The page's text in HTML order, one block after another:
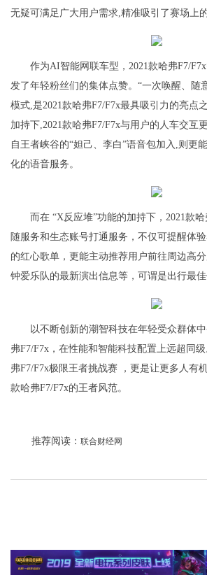
无疑可满足广大用户需求,精准吸引了赛场上
作为AI智能网联车型，2021款哈弗F7/
发了年轻粉丝们的集体点赞。“一次唤醒、随
模式,是2021款哈弗F7/F7x最具吸引力的亮点
加持下,2021款哈弗F7/F7x与用户的人车交互
自王者峡谷的“妲己、李白”语音包加入,则更
化的语音服务。
而在 “X反应堆”功能的加持下，2021款
随服务和生态账号打通服务，不仅可提醒体
的红心歌单，更能主动推荐用户前往周边高
钟爱乐队的最新演出信息等，可谓是出行最佳
以不断创新的潮智科技在年轻受众群体
弗F7/F7x，在性能和智能科技配置上远超同
弗F7/F7x极限王者挑战赛 ，更是让更多人有
款哈弗F7/F7x的王者风范。
推荐阅读： 联合财经网